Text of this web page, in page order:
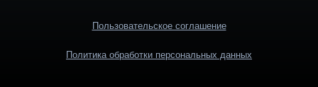
Пользовательское соглашение
Политика обработки персональных данных